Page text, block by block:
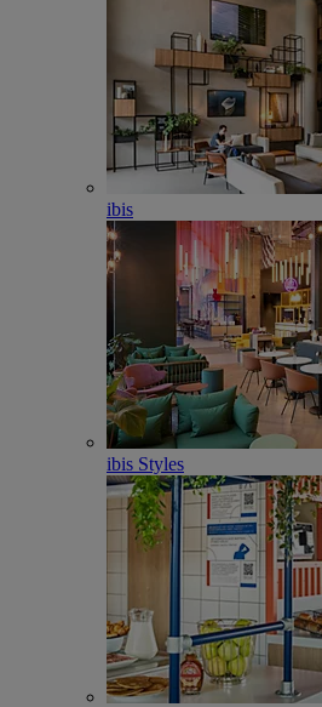
ibis
ibis Styles